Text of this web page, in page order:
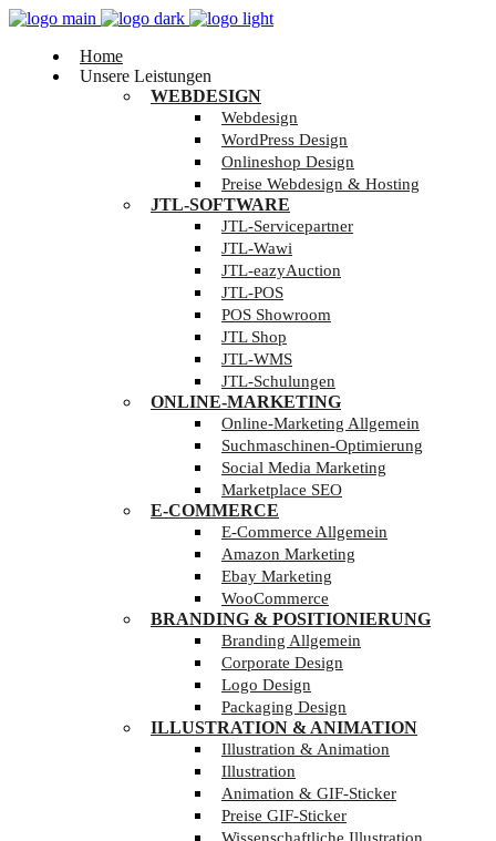
Home
Unsere Leistungen
WEBDESIGN
Webdesign
WordPress Design
Onlineshop Design
Preise Webdesign & Hosting
JTL-SOFTWARE
JTL-Servicepartner
JTL-Wawi
JTL-eazyAuction
JTL-POS
POS Showroom
JTL Shop
JTL-WMS
JTL-Schulungen
ONLINE-MARKETING
Online-Marketing Allgemein
Suchmaschinen-Optimierung
Social Media Marketing
Marketplace SEO
E-COMMERCE
E-Commerce Allgemein
Amazon Marketing
Ebay Marketing
WooCommerce
BRANDING & POSITIONIERUNG
Branding Allgemein
Corporate Design
Logo Design
Packaging Design
ILLUSTRATION & ANIMATION
Illustration & Animation
Illustration
Animation & GIF-Sticker
Preise GIF-Sticker